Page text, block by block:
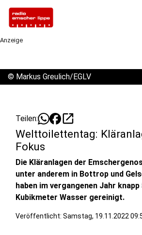
Anzeige
© Markus Greulich/EGLV
Teilen: open_in_new
Welttoilettentag:
Fokus
Die Kläranlagen der
unter anderem in Bottrop und
haben im vergangenen Jahr
Kubikmeter Wasser gereinigt.
Veröffentlicht: Samstag, 19.11.2022